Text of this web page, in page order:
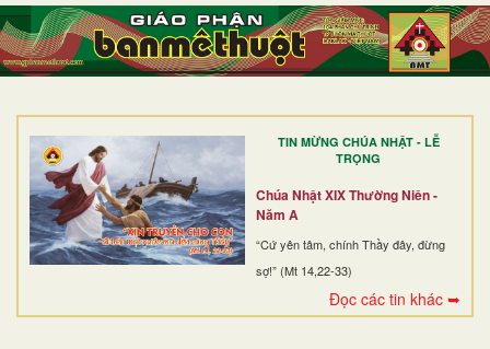
TIN MỪNG CHÚA NHẬT - LỄ
TRỌNG
Chúa Nhật XIX Thường Niên -
Năm A
“Cứ yên tâm, chính Thầy đây, đừng
sợ!” (Mt 14,22-33)
Đọc các tin khác ➥
TRANG NHẤT
GIỚI THIỆU
DÒNG TU
BAN MỤC VỤ
ĐOÀN THỂ CG
ĐIỂM HÀNH HƯƠNG